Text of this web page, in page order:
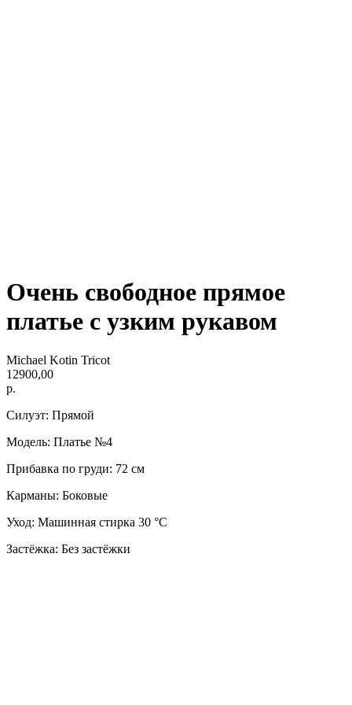
Очень свободное прямое
платье с узким рукавом
Michael Kotin Tricot
12900,00
р.
Силуэт: Прямой
Модель: Платье №4
Прибавка по груди: 72 см
Карманы: Боковые
Уход: Машинная стирка 30 °C
Застёжка: Без застёжки